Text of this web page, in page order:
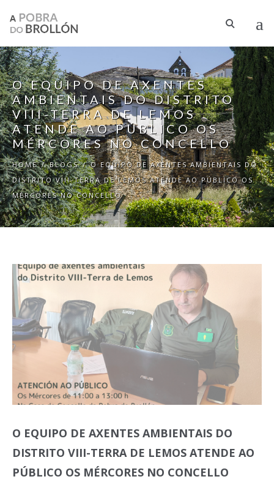
O EQUIPO DE AXENTES
AMBIENTAIS DO DISTRITO
VIII-TERRA DE LEMOS
ATENDE AO PÚBLICO OS
MÉRCORES NO CONCELLO
HOME / BLOGS / O EQUIPO DE AXENTES AMBIENTAIS DO
DISTRITO VIII-TERRA DE LEMOS ATENDE AO PÚBLICO OS
MÉRCORES NO CONCELLO
O EQUIPO DE AXENTES AMBIENTAIS DO
DISTRITO VIII-TERRA DE LEMOS ATENDE AO
PÚBLICO OS MÉRCORES NO CONCELLO